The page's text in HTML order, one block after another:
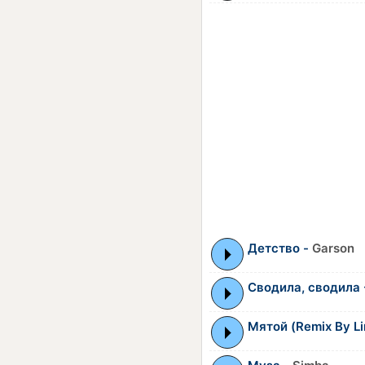
Детство - Garson
Сводила,
Мятой (Remix By